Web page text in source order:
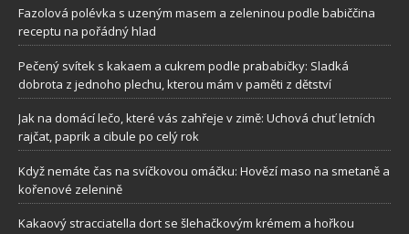
Fazolová polévka s uzeným masem a zeleninou podle babiččina
receptu na pořádný hlad
Pečený svítek s kakaem a cukrem podle prababičky: Sladká
dobrota z jednoho plechu, kterou mám v paměti z dětství
Jak na domácí lečo, které vás zahřeje v zimě: Uchová chuť letních
rajčat, paprik a cibule po celý rok
Když nemáte čas na svíčkovou omáčku: Hovězí maso na smetaně a
kořenové zelenině
Kakaový stracciatella dort se šlehačkovým krémem a hořkou